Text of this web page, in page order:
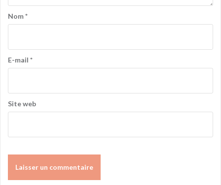
Nom*
E-mail *
Site web